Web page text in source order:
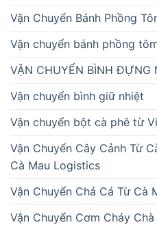
Vận Chuyển Bánh Phồng
Vận chuyển bánh phồng
VẬN CHUYỂN BÌNH ĐỰNG
Vận chuyển bình giữ nhiệt
Vận chuyển bột cà phê từ
Vận Chuyển Cây Cảnh Từ
Cà Mau Logistics
Vận Chuyển Chả Cá Từ Cà
Vận Chuyển Cơm Cháy